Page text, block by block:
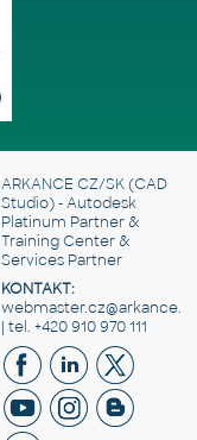
ARKANCE CZ/SK(CAD
Studio) - Autodesk
Platinum Partner &
Training Center &
Services Partner
KONTAKT:
| tel. +420 910 970 111